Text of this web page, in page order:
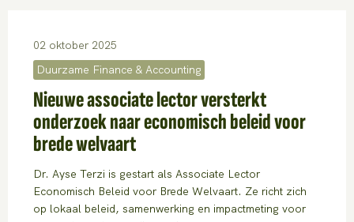
02 oktober 2025
Duurzame Finance & Accounting
Nieuwe associate lector versterkt
onderzoek naar economisch beleid voor
brede welvaart
Dr. Ayse Terzi is gestart als Associate Lector
Economisch Beleid voor Brede Welvaart. Ze richt zich
op lokaal beleid, samenwerking en impactmeting voor